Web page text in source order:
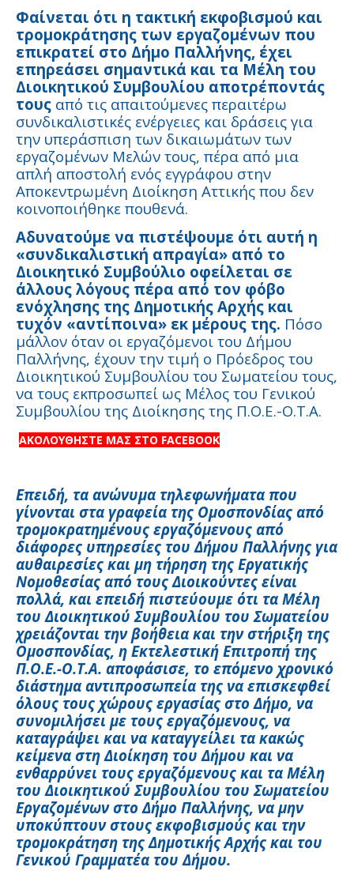
Φαίνεται ότι η τακτική εκφοβισμού και
τρομοκράτησης των εργαζομένων που
επικρατεί στο Δήμο Παλλήνης, έχει
επηρεάσει σημαντικά και τα Μέλη του
Διοικητικού Συμβουλίου αποτρέποντάς
τους από τις απαιτούμενες περαιτέρω
συνδικαλιστικές ενέργειες και δράσεις για
την υπεράσπιση των δικαιωμάτων των
εργαζομένων Μελών τους, πέρα από μια
απλή αποστολή ενός εγγράφου στην
Αποκεντρωμένη Διοίκηση Αττικής που δεν
κοινοποιήθηκε πουθενά.
Αδυνατούμε να πιστέψουμε ότι αυτή η
«συνδικαλιστική απραγία» από το
Διοικητικό Συμβούλιο οφείλεται σε
άλλους λόγους πέρα από τον φόβο
ενόχλησης της Δημοτικής Αρχής και
τυχόν «αντίποινα» εκ μέρους της. Πόσο
μάλλον όταν οι εργαζόμενοι του Δήμου
Παλλήνης, έχουν την τιμή ο Πρόεδρος του
Διοικητικού Συμβουλίου του Σωματείου τους,
να τους εκπροσωπεί ως Μέλος του Γενικού
Συμβουλίου της Διοίκησης της Π.Ο.Ε.-Ο.Τ.Α.
ΑΚΟΛΟΥΘΗΣΤΕ ΜΑΣ ΣΤΟ FACEBOOK
Επειδή, τα ανώνυμα τηλεφωνήματα που
γίνονται στα γραφεία της Ομοσπονδίας από
τρομοκρατημένους εργαζόμενους από
διάφορες υπηρεσίες του Δήμου Παλλήνης για
αυθαιρεσίες και μη τήρηση της Εργατικής
Νομοθεσίας από τους Διοικούντες είναι
πολλά, και επειδή πιστεύουμε ότι τα Μέλη
του Διοικητικού Συμβουλίου του Σωματείου
χρειάζονται την βοήθεια και την στήριξη της
Ομοσπονδίας, η Εκτελεστική Επιτροπή της
Π.Ο.Ε.-Ο.Τ.Α. αποφάσισε, το επόμενο χρονικό
διάστημα αντιπροσωπεία της να επισκεφθεί
όλους τους χώρους εργασίας στο Δήμο, να
συνομιλήσει με τους εργαζόμενους, να
καταγράψει και να καταγγείλει τα κακώς
κείμενα στη Διοίκηση του Δήμου και να
ενθαρρύνει τους εργαζόμενους και τα Μέλη
του Διοικητικού Συμβουλίου του Σωματείου
Εργαζομένων στο Δήμο Παλλήνης, να μην
υποκύπτουν στους εκφοβισμούς και την
τρομοκράτηση της Δημοτικής Αρχής και του
Γενικού Γραμματέα του Δήμου.